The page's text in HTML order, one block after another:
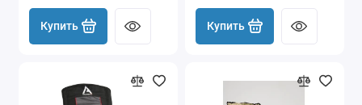
Купить Купить